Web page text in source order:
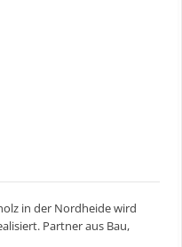
in der Nordheide wird
Partner aus Bau,